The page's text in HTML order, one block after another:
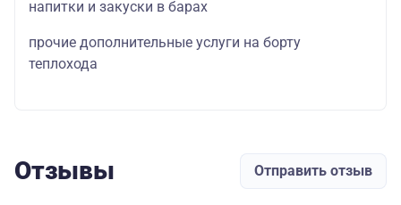
напитки и закуски в барах
прочие дополнительные услуги на борту
теплохода
Отзывы Отправить отзыв